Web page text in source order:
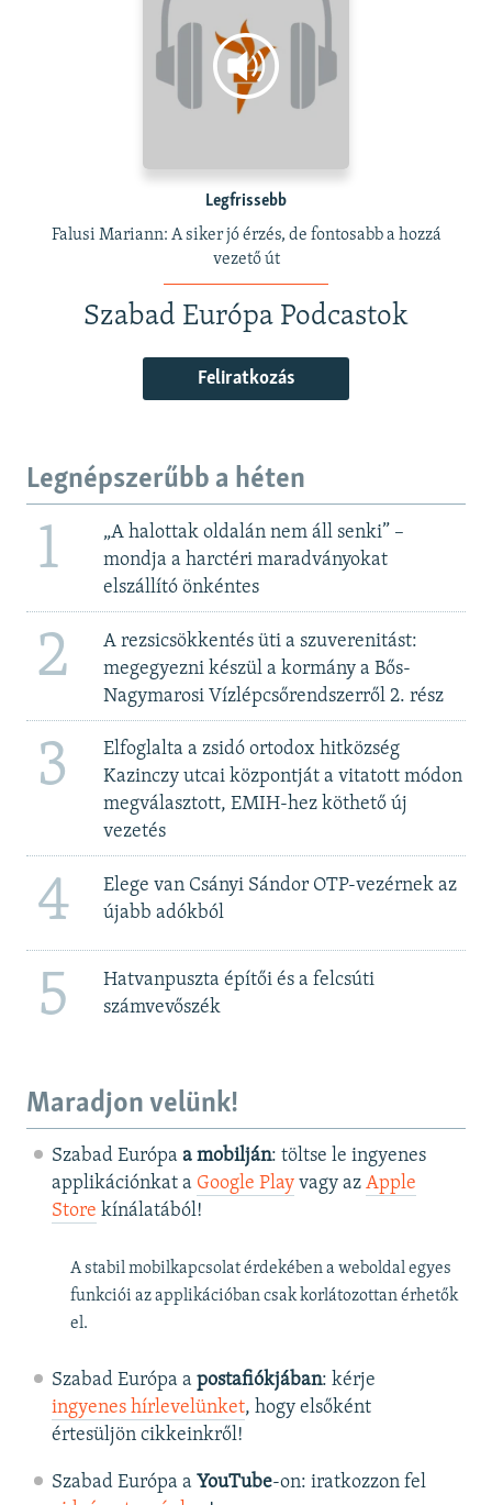
Legfrissebb
Falusi Mariann: A siker jó érzés, de fontosabb a hozzá
vezető út
Szabad Európa Podcastok
Feliratkozás
Legnépszerűbb a héten
1
„A halottak oldalán nem áll senki” –
mondja a harctéri maradványokat
elszállító önkéntes
2
A rezsicsökkentés üti a szuverenitást:
megegyezni készül a kormány a Bős-
Nagymarosi Vízlépcsőrendszerről 2. rész
3
Elfoglalta a zsidó ortodox hitközség
Kazinczy utcai központját a vitatott módon
megválasztott, EMIH-hez köthető új
vezetés
4
Elege van Csányi Sándor OTP-vezérnek az
újabb adókból
5
Hatvanpuszta építői és a felcsúti
számvevőszék
Maradjon velünk!
Szabad Európa a mobilján: töltse le ingyenes
applikációnkat a Google Playvagy az Apple
Store kínálatából!
A stabil mobilkapcsolat érdekében a weboldal egyes
funkciói az applikációban csak korlátozottan érhetők
el.
Szabad Európa a postafiókjában: kérje
ingyenes hírlevelünket, hogy elsőként
értesüljön cikkeinkről!
Szabad Európa a YouTube-on: iratkozzon fel